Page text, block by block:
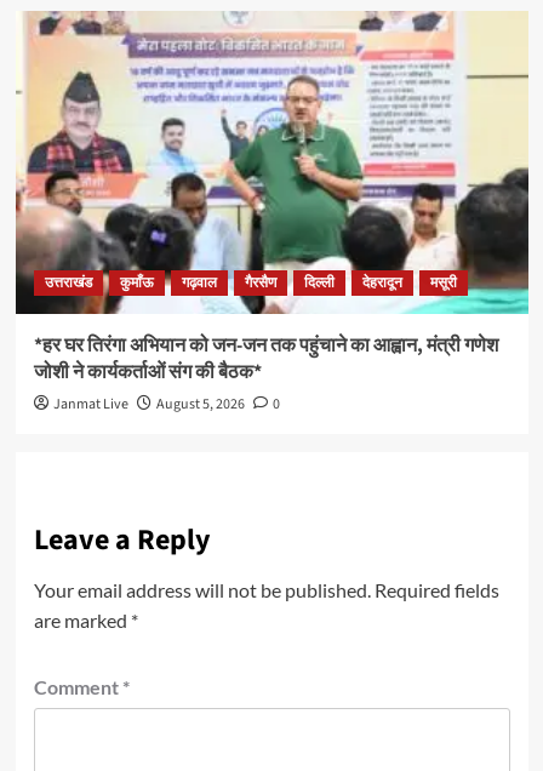
उत्तराखंड कुमाँऊ गढ़वाल गैरसैण दिल्ली देहरादून मसूरी
*हर घर तिरंगा अभियान को जन-जन तक पहुंचाने का आह्वान, मंत्री गणेश
जोशी ने कार्यकर्ताओं संग की बैठक*
Janmat Live August 5, 2026 0
Leave a Reply
Your email address will not be published. Required fields
are marked *
Comment *